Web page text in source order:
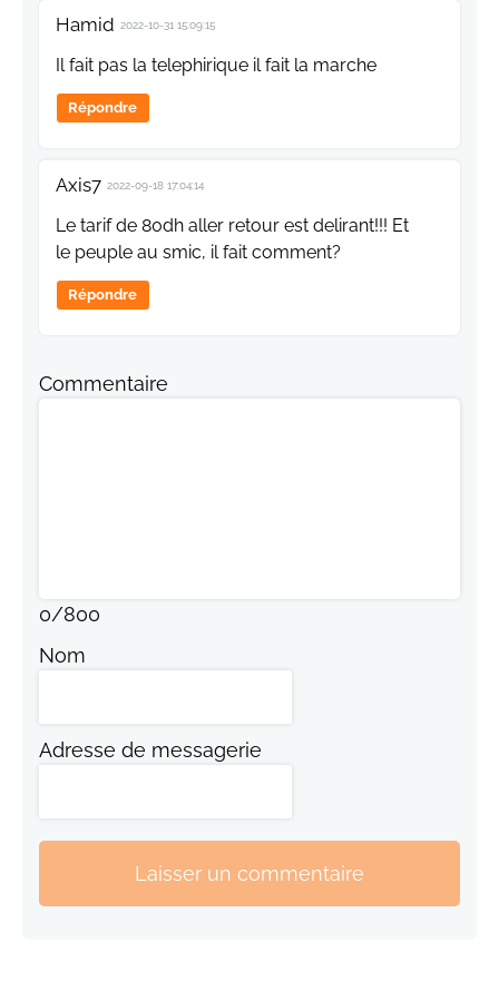
Hamid 2022-10-31 15:09:15
Il fait pas la telephirique il fait la marche
Répondre
Axis7 2022-09-18 17:04:14
Le tarif de 80dh aller retour est delirant!!! Et
le peuple au smic, il fait comment?
Répondre
Commentaire
0/800
Nom
Adresse de messagerie
Laisser un commentaire